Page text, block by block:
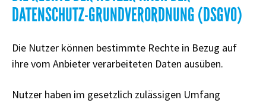
DATENSCHUTZ-GRUNDVERORDNUNG (DSGVO)
Die Nutzer können bestimmte Rechte in Bezug auf
ihre vom Anbieter verarbeiteten Daten ausüben.
Nutzer haben im gesetzlich zulässigen Umfang